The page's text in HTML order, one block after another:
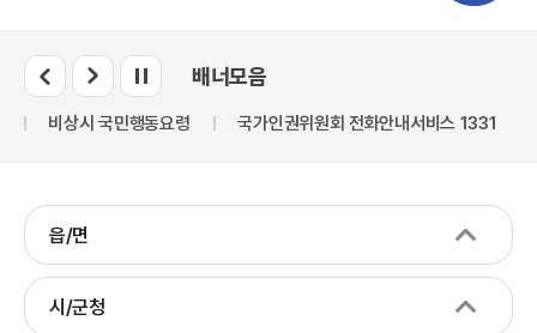
배너모음
비상시 국민행동요령 국가인권위원회 전화안내서비스 1331
읍/면
시/군청